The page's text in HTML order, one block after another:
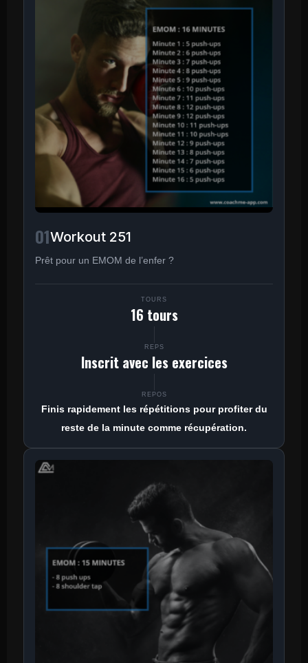
01Workout 251
Prêt pour un EMOM de l’enfer ?
TOURS
16 tours
REPS
Inscrit avec les exercices
REPOS
Finis rapidement les répétitions pour profiter du
reste de la minute comme récupération.